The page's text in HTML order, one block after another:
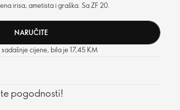
irisa, ametista i graška. Sa ZF 20.
NARUČITE
cijene, bila je 17,45 KM
pogodnosti!